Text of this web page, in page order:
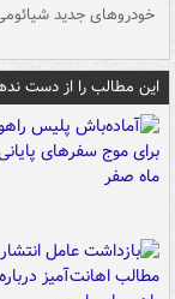
خودروهای جدید شیائومی
این مطالب را از دست